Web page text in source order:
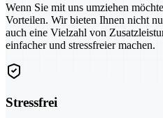
Wenn Sie mit uns umziehen
Vorteilen. Wir bieten Ihnen nicht
auch eine Vielzahl von
einfacher und stressfreier machen.
Stressfrei